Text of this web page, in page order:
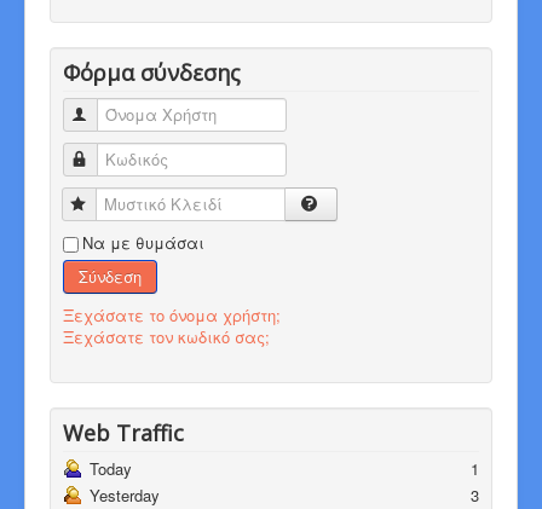
Φόρμα σύνδεσης
Όνομα Χρήστη
Κωδικός
Μυστικό Κλειδί
Να με θυμάσαι
Σύνδεση
Ξεχάσατε το όνομα χρήστη;
Ξεχάσατε τον κωδικό σας;
Web Traffic
Today
1
Yesterday
3